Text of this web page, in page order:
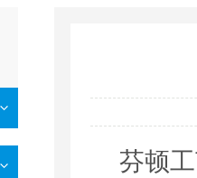
芬顿工